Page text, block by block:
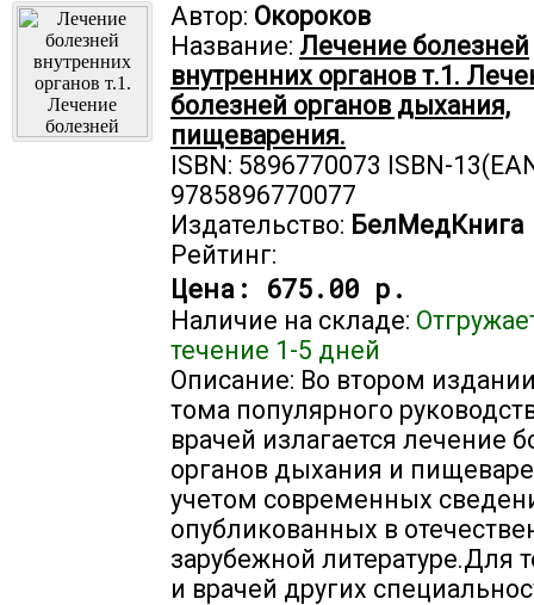
Автор: Окороков
Название: Лечение болезней
внутренних органов т.1.
болезней органов дыхания,
пищеварения.
ISBN: 5896770073 ISBN-
9785896770077
Издательство: БелМедКнига
Рейтинг:
Цена: 675.00 р.
Наличие на складе:
течение 1-5 дней
Описание: Во втором
тома популярного
врачей излагается лечение
органов дыхания и
учетом современных
опубликованных в
зарубежной литературе.Для
и врачей других